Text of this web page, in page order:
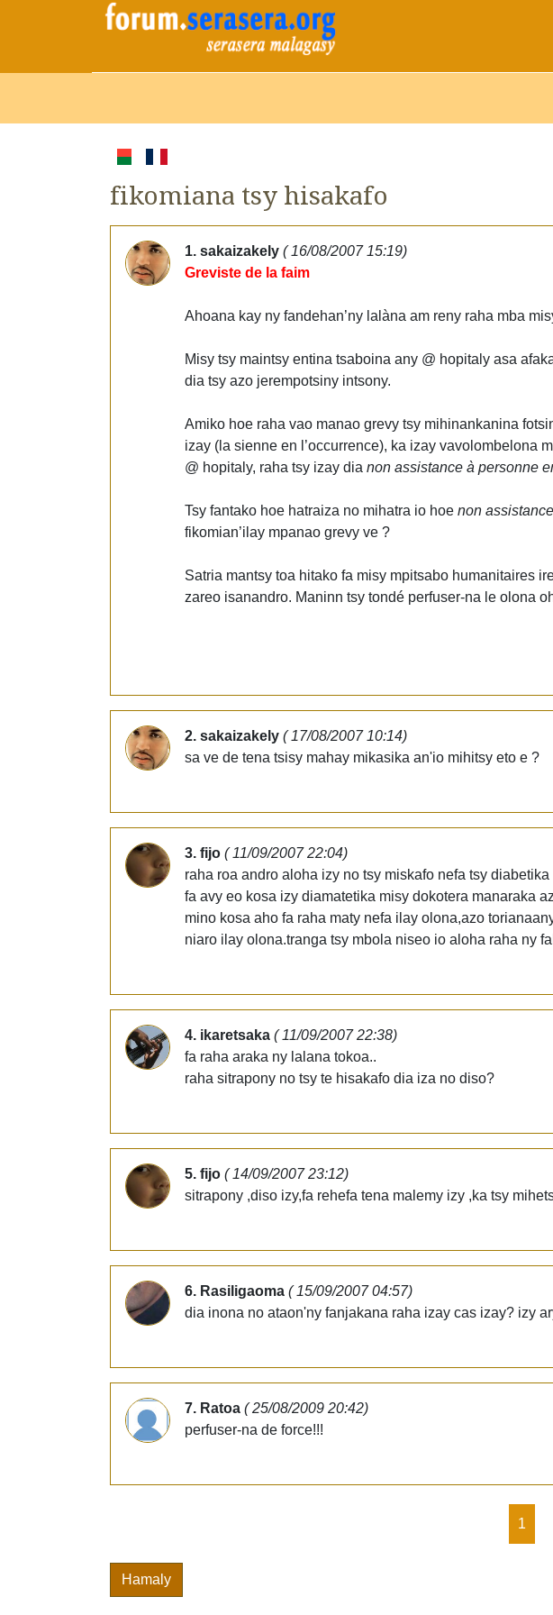
fikomiana tsy hisakafo
1. sakaizakely ( 16/08/2007 15:19)
Greviste de la faim
Ahoana kay ny fandehan’ny lalàna am reny raha mba
Misy tsy maintsy entina tsaboina any @ hopitaly asa
dia tsy azo jerempotsiny intsony.
Amiko hoe raha vao manao grevy tsy mihinankanina
izay (la sienne en l’occurrence), ka izay vavolombelona
@ hopitaly, raha tsy izay dia non assistance à personne
Tsy fantako hoe hatraiza no mihatra io hoe non
fikomian’ilay mpanao grevy ve ?
Satria mantsy toa hitako fa misy mpitsabo humanitaires
zareo isanandro. Maninn tsy tondé perfuser-na le olona
2. sakaizakely ( 17/08/2007 10:14)
sa ve de tena tsisy mahay mikasika an'io mihitsy eto e ?
3. fijo ( 11/09/2007 22:04)
raha roa andro aloha izy no tsy miskafo nefa tsy
fa avy eo kosa izy diamatetika misy dokotera manaraka
mino kosa aho fa raha maty nefa ilay olona,azo
niaro ilay olona.tranga tsy mbola niseo io aloha raha ny
4. ikaretsaka ( 11/09/2007 22:38)
fa raha araka ny lalana tokoa..
raha sitrapony no tsy te hisakafo dia iza no diso?
5. fijo ( 14/09/2007 23:12)
sitrapony ,diso izy,fa rehefa tena malemy izy ,ka tsy
6. Rasiligaoma ( 15/09/2007 04:57)
dia inona no ataon'ny fanjakana raha izay cas izay? izy
7. Ratoa ( 25/08/2009 20:42)
perfuser-na de force!!!
1
Hamaly